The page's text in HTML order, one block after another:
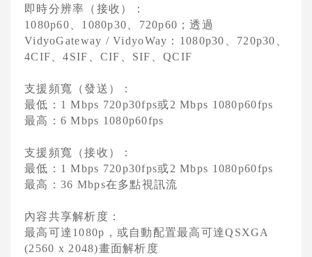
即時分辨率（接收）：
1080p60、 1080p30、 720p60 ；透過
VidyoGateway / VidyoWay ： 1080p30 、 720p30 、
4CIF、4SIF 、 CIF 、 SIF 、QCIF
支援頻寬（發送）：
最低： 1 Mbps 720p30fps或2 Mbps 1080p60fps
最高： 6 Mbps 1080p60fps
支援頻寬（接收）：
最低： 1 Mbps 720p30fps或2 Mbps 1080p60fps
最高： 36 Mbps在多點視訊流
內容共享解析度：
最高可達1080p ，或自動配置最高可達QSXGA
(2560 x 2048)畫面解析度